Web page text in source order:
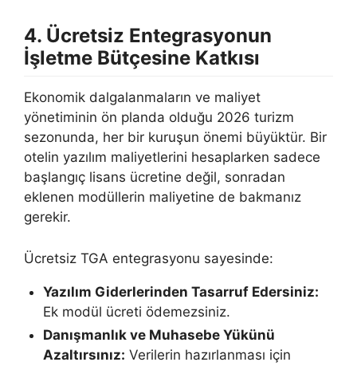
4. Ücretsiz Entegrasyonun
İşletme Bütçesine Katkısı
Ekonomik dalgalanmaların ve maliyet
yönetiminin ön planda olduğu 2026 turizm
sezonunda, her bir kuruşun önemi büyüktür. Bir
otelin yazılım maliyetlerini hesaplarken sadece
başlangıç lisans ücretine değil, sonradan
eklenen modüllerin maliyetine de bakmanız
gerekir.
Ücretsiz TGA entegrasyonu sayesinde:
Yazılım Giderlerinden Tasarruf Edersiniz:
Ek modül ücreti ödemezsiniz.
Danışmanlık ve Muhasebe Yükünü
Azaltırsınız: Verilerin hazırlanması için